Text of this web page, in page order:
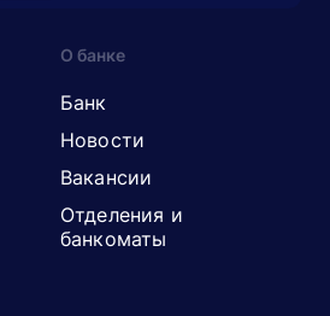
О банке
Банк
Новости
Вакансии
Отделения и
банкоматы